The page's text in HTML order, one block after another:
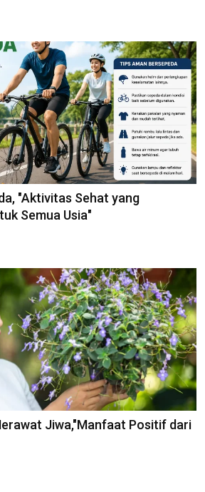
"Aktivitas Sehat yang
Semua Usia"
Jiwa,"Manfaat Positif dari